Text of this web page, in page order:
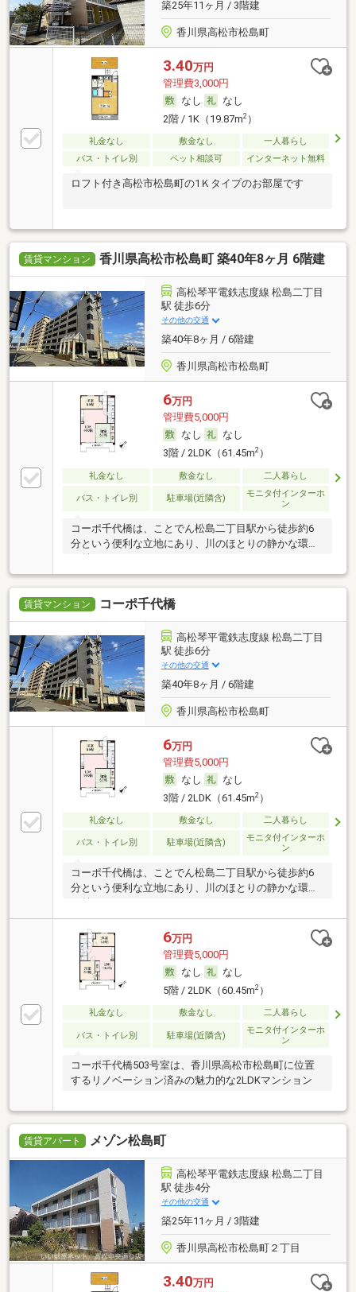
築25年11ヶ月 / 3階建
香川県高松市松島町
3.40万円
管理費3,000円
なし
なし
2階 / 1K（19.87m2）
礼金なし 敷金なし
一人暮らし
バス・トイレ別
ペット相談可 インターネット無料
ロフト付き高松市松島町の1Ｋタイプのお部屋です
賃貸マンション 香川県高松市松島町 築40年8ヶ月 6階建
高松琴平電鉄志度線 松島二丁目
駅 徒歩6分
その他の交通
築40年8ヶ月 / 6階建
香川県高松市松島町
6万円
管理費5,000円
なし
なし
3階 / 2LDK（61.45m2）
礼金なし 敷金なし 二人暮らし
バス・トイレ別 駐車場(近隣含)
モニタ付インターホ
ン
コーポ千代橋は、ことでん松島二丁目駅から徒歩約6
分という便利な立地にあり、川のほとりの静かな環境
が魅
賃貸マンション コーポ千代橋
高松琴平電鉄志度線 松島二丁目
駅 徒歩6分
その他の交通
築40年8ヶ月 / 6階建
香川県高松市松島町
6万円
管理費5,000円
なし
なし
3階 / 2LDK（61.45m2）
礼金なし 敷金なし 二人暮らし
バス・トイレ別 駐車場(近隣含)
モニタ付インターホ
ン
コーポ千代橋は、ことでん松島二丁目駅から徒歩約6
分という便利な立地にあり、川のほとりの静かな環境
6万円
管理費5,000円
なし
なし
5階 / 2LDK（60.45m2）
礼金なし 敷金なし 二人暮らし
バス・トイレ別 駐車場(近隣含)
モニタ付インターホ
ン
コーポ千代橋503号室は、香川県高松市松島町に位置
するリノベーション済みの魅力的な2LDKマンション
賃貸アパート メゾン松島町
高松琴平電鉄志度線 松島二丁目
駅 徒歩4分
その他の交通
築25年11ヶ月 / 3階建
香川県高松市松島町２丁目
3.40万円